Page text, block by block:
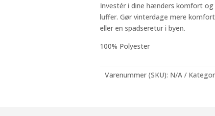
Investér i dine hænders komfort
luffer. Gør vinterdage mere
eller en spadseretur i byen.
100% Polyester
Varenummer (SKU): N/A